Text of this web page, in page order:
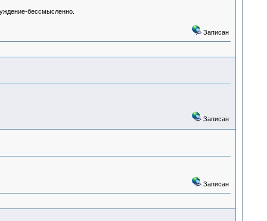
бессмысленно.
Записан
Записан
Записан